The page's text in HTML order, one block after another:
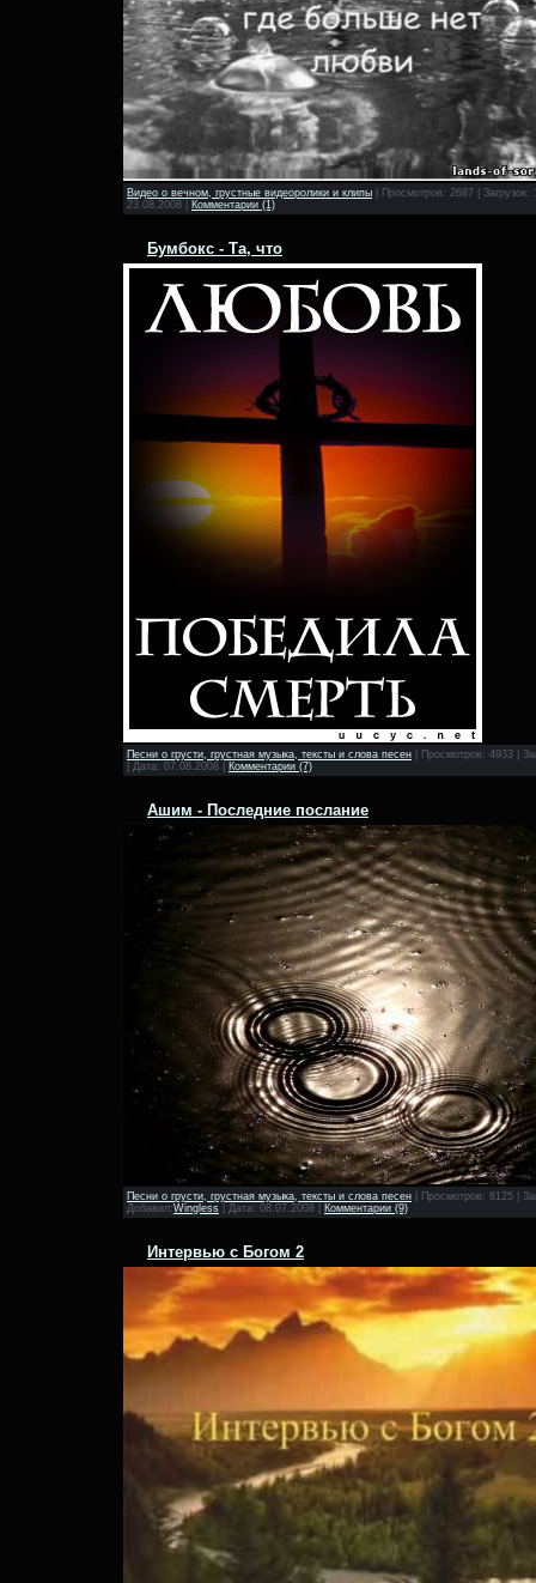
Видео о вечном, грустные видеоролики и клипы Просмотров: 2687 Загрузок:
23.08.2008
Комментарии (1)
Бумбокс - Та, что
Песни о грусти, грустная музыка, тексты и слова песен Просмотров: 4933
Дата: 07.08.2008 Комментарии (7)
Ашим - Последние послание
Песни о грусти, грустная музыка, тексты и слова песен Просмотров: 8125
Добавил:Wingless Дата: 08.07.2008 Комментарии (9)
Интервью с Богом 2